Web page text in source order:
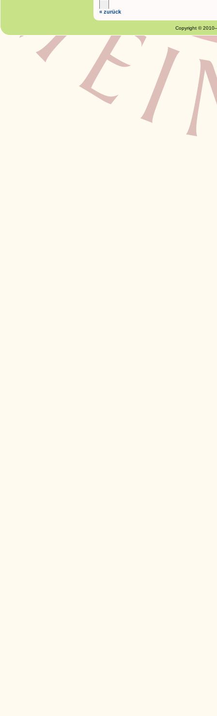
« zurück
Copyright ©